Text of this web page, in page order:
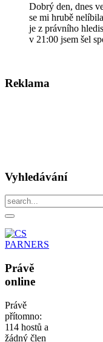
Dobrý den, dnes
se mi hrubě
je z právního
v 21:00 jsem šel
Reklama
Vyhledávání
Právě
online
Právě
přítomno:
114 hostů a
žádný člen